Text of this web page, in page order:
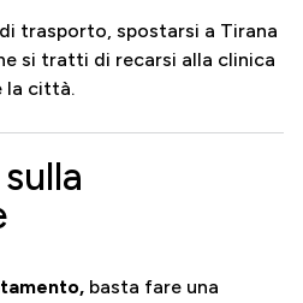
trasporto, spostarsi a Tirana
si tratti di recarsi alla clinica
la città.
basta fare una